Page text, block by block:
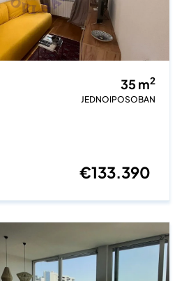
35m2
JEDNOIPOSOBAN
€133.390